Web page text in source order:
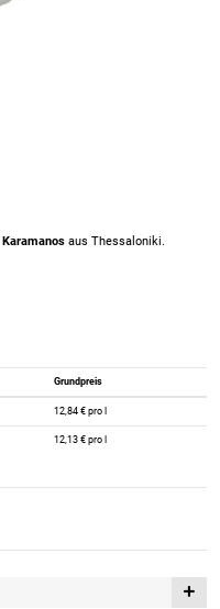
Karamanos aus Thessaloniki.
Grundpreis
12,84 € pro l
12,13 € pro l